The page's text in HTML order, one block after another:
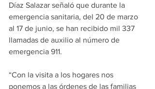
Díaz Salazar señaló que durante la
emergencia sanitaria, del 20 de marzo
al 17 de junio, se han recibido mil 337
llamadas de auxilio al número de
emergencia 911.
“Con la visita a los hogares nos
ponemos a las órdenes de las familias